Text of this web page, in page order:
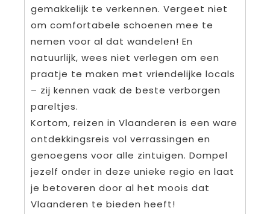
gemakkelijk te verkennen. Vergeet niet
om comfortabele schoenen mee te
nemen voor al dat wandelen! En
natuurlijk, wees niet verlegen om een
praatje te maken met vriendelijke locals
– zij kennen vaak de beste verborgen
pareltjes.
Kortom, reizen in Vlaanderen is een ware
ontdekkingsreis vol verrassingen en
genoegens voor alle zintuigen. Dompel
jezelf onder in deze unieke regio en laat
je betoveren door al het moois dat
Vlaanderen te bieden heeft!